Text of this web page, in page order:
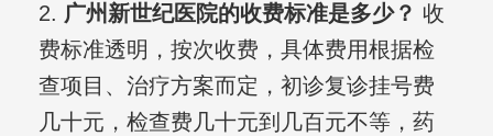
2. 广州新世纪医院的收费标准是多少？ 收
费标准透明，按次收费，具体费用根据检
查项目、治疗方案而定，初诊复诊挂号费
几十元，检查费几十元到几百元不等，药